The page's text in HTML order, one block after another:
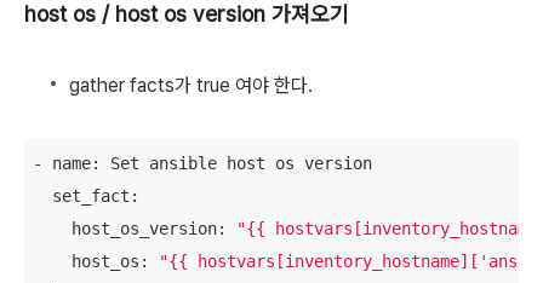
host os / host os version 가져오기
gather facts가 true 여야 한다.
- name: Set ansible host os version
  set_fact:
    host_os_version:
"{{
    host_os:
"{{